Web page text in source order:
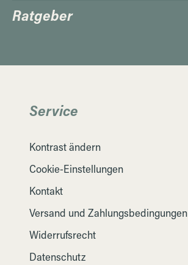
Ratgeber
Service
Kontrast ändern
Cookie-Einstellungen
Kontakt
Versand und Zahlungsbedingungen
Widerrufsrecht
Datenschutz